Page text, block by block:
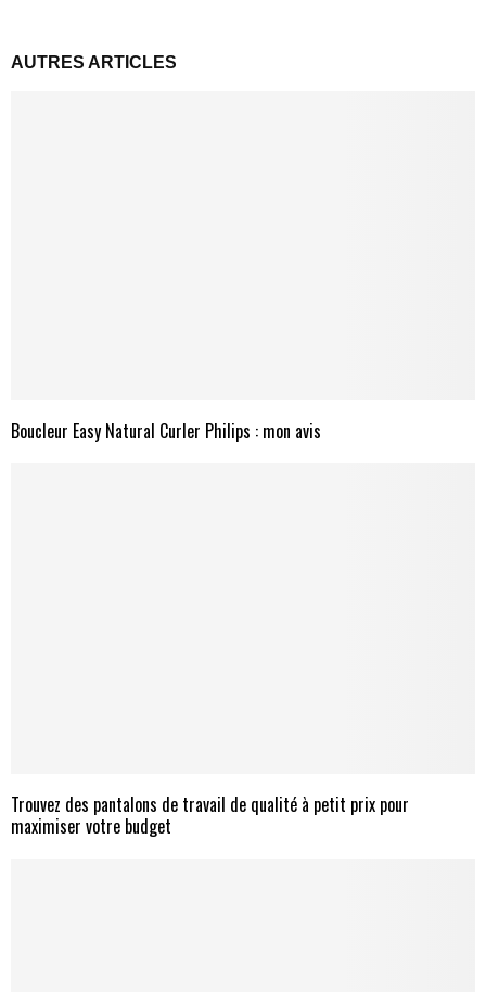
AUTRES ARTICLES
Boucleur Easy Natural Curler Philips : mon avis
Trouvez des pantalons de travail de qualité à petit prix pour
maximiser votre budget